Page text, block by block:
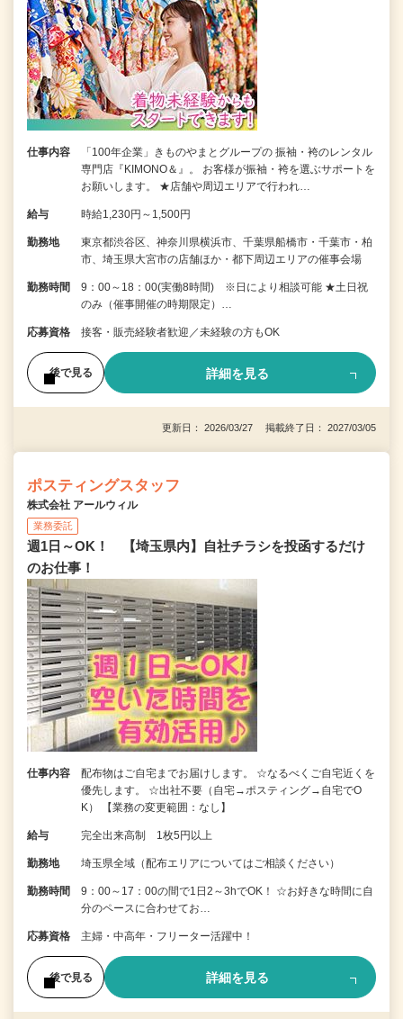
仕事内容
「100年企業」きものやまとグループの 振袖・袴のレンタル
専門店『KIMONO＆』。 お客様が振袖・袴を選ぶサポートを
お願いします。 ★店舗や周辺エリアで行われ…
給与 時給1,230円～1,500円
勤務地
東京都渋谷区、神奈川県横浜市、千葉県船橋市・千葉市・柏
市、埼玉県大宮市の店舗ほか・都下周辺エリアの催事会場
勤務時間
9：00～18：00(実働8時間) ※日により相談可能 ★土日祝
のみ（催事開催の時期限定）…
応募資格 接客・販売経験者歓迎／未経験の方もOK
後で見る 詳細を見る
更新日： 2026/03/27 掲載終了日： 2027/03/05
ポスティングスタッフ
株式会社 アールウィル
業務委託
週1日～OK！ 【埼玉県内】自社チラシを投函するだけ
のお仕事！
仕事内容
配布物はご自宅までお届けします。 ☆なるべくご自宅近くを
優先します。 ☆出社不要（自宅→ポスティング→自宅でO
K） 【業務の変更範囲：なし】
給与 完全出来高制 1枚5円以上
勤務地 埼玉県全域（配布エリアについてはご相談ください）
勤務時間
9：00～17：00の間で1日2～3hでOK！ ☆お好きな時間に自
分のペースに合わせてお…
応募資格 主婦・中高年・フリーター活躍中！
後で見る 詳細を見る